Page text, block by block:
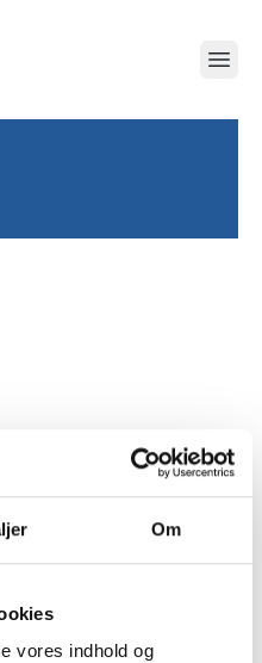
Om
vores indhold og
open
4450 Jyderup
dig til